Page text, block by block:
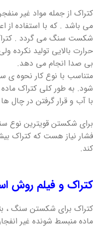
کتراک از جمله مواد غیر
می باشد . که با استفاده از
شکست سنگ می گردد .
حرارت بالایی تولید نکرده
بی صدا انجام می دهد.
متناسب با نوع کار نحوه ی
شود. به طور کلی کتراک
با آب و قرار گرفتن در چال
فشار نیاز هست که کتراک
کند.
کتراک و فیلم روش
کتراک برای شکستن سنگ ،
ماده منبسط شونده غیر